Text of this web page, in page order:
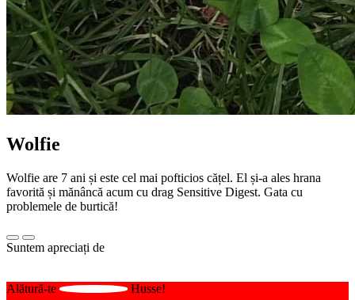
Wolfie
Wolfie are 7 ani și este cel mai pofticios cățel. El și-a ales hrana
favorită și mănâncă acum cu drag Sensitive Digest. Gata cu
problemele de burtică!
Suntem apreciați de
Alătură-te
Husse!